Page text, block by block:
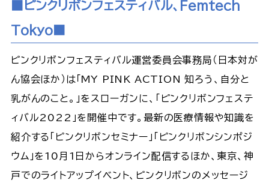
■ピンクリボンフェスティバル、Femtech
Tokyo■
ピンクリボンフェスティバル運営委員会事務局（日本対が
ん協会ほか）は「MY PINK ACTION 知ろう、自分と
乳がんのこと。」をスローガンに、「ピンクリボンフェステ
ィバル2022」を開催中です。最新の医療情報や知識を
紹介する「ピンクリボンセミナー」「ピンクリボンシンポジ
ウム」を10月1日からオンライン配信するほか、東京、神
戸でのライトアップイベント、ピンクリボンのメッセージ